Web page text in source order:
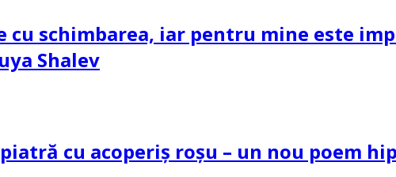
cu schimbarea, iar pentru mine este
Shalev
cu acoperiș roșu – un nou poem